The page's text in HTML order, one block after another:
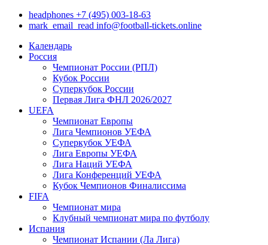
headphones +7 (495) 003-18-63
mark_email_read info@football-tickets.online
Календарь
Россия
Чемпионат России (РПЛ)
Кубок России
Суперкубок России
Первая Лига ФНЛ 2026/2027
UEFA
Чемпионат Европы
Лига Чемпионов УЕФА
Суперкубок УЕФА
Лига Европы УЕФА
Лига Наций УЕФА
Лига Конференций УЕФА
Кубок Чемпионов Финалиссима
FIFA
Чемпионат мира
Клубный чемпионат мира по футболу
Испания
Чемпионат Испании (Ла Лига)